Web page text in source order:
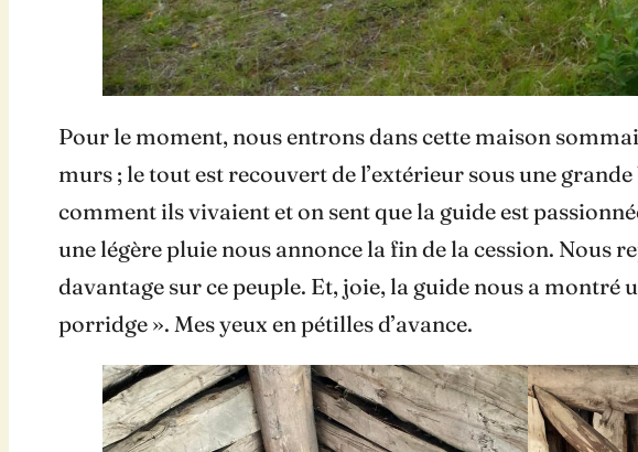
Pour le moment, nous entrons dans cette maison
murs ; le tout est recouvert de l’extérieur sous une
comment ils vivaient et on sent que la guide est
une légère pluie nous annonce la fin de la cession. Nous
davantage sur ce peuple. Et, joie, la guide nous a
porridge ». Mes yeux en pétilles d’avance.